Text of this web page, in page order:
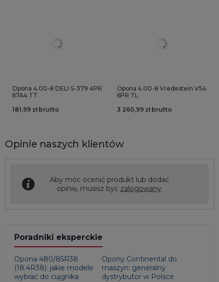
Opona 4.00-8 DELI S-379 4PR
67A4 TT
181,99 zł brutto
Opona 4.00-8 Vredestein V54
6PR TL
3 260,99 zł brutto
Opinie naszych klientów
Aby móc ocenić produkt lub dodać
opinię, musisz być zalogowany.
Poradniki eksperckie
Opona 480/85R38
(18.4R38): jakie modele
wybrać do ciągnika
Opony Continental do
maszyn: generalny
dystrybutor w Polsce